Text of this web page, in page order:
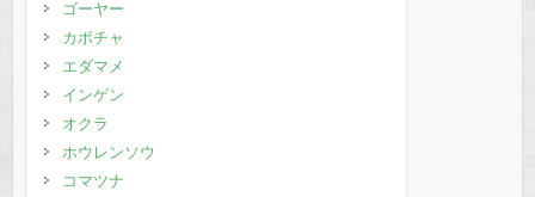
ゴーヤー
カボチャ
エダマメ
インゲン
オクラ
ホウレンソウ
コマツナ